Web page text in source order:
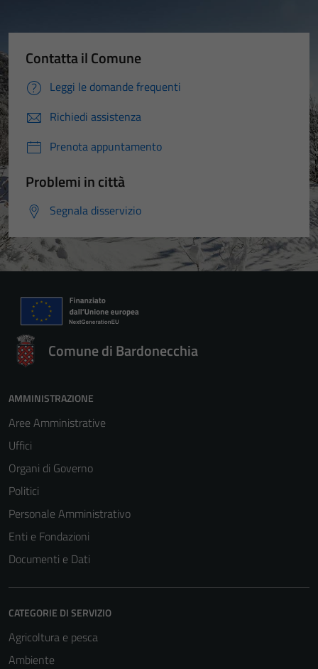
Contatta il Comune
Leggi le domande frequenti
Richiedi assistenza
Prenota appuntamento
Problemi in città
Segnala disservizio
Comune di Bardonecchia
AMMINISTRAZIONE
Aree Amministrative
Uffici
Organi di Governo
Politici
Personale Amministrativo
Enti e Fondazioni
Documenti e Dati
CATEGORIE DI SERVIZIO
Agricoltura e pesca
Ambiente